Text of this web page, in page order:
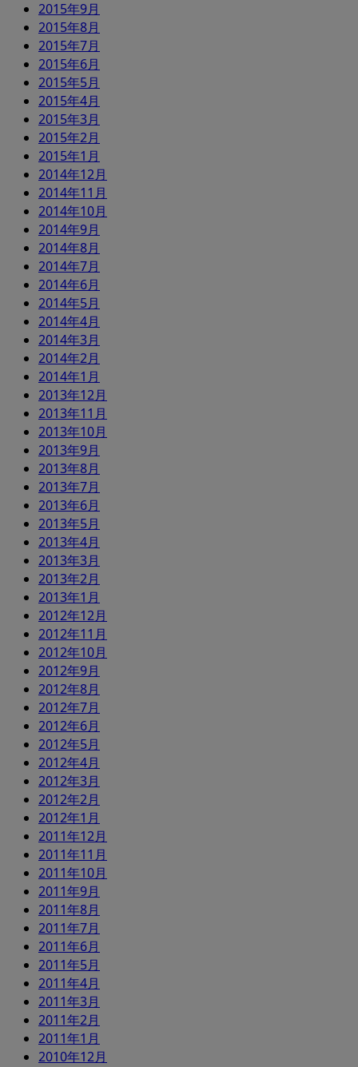
2015年9月
2015年8月
2015年7月
2015年6月
2015年5月
2015年4月
2015年3月
2015年2月
2015年1月
2014年12月
2014年11月
2014年10月
2014年9月
2014年8月
2014年7月
2014年6月
2014年5月
2014年4月
2014年3月
2014年2月
2014年1月
2013年12月
2013年11月
2013年10月
2013年9月
2013年8月
2013年7月
2013年6月
2013年5月
2013年4月
2013年3月
2013年2月
2013年1月
2012年12月
2012年11月
2012年10月
2012年9月
2012年8月
2012年7月
2012年6月
2012年5月
2012年4月
2012年3月
2012年2月
2012年1月
2011年12月
2011年11月
2011年10月
2011年9月
2011年8月
2011年7月
2011年6月
2011年5月
2011年4月
2011年3月
2011年2月
2011年1月
2010年12月